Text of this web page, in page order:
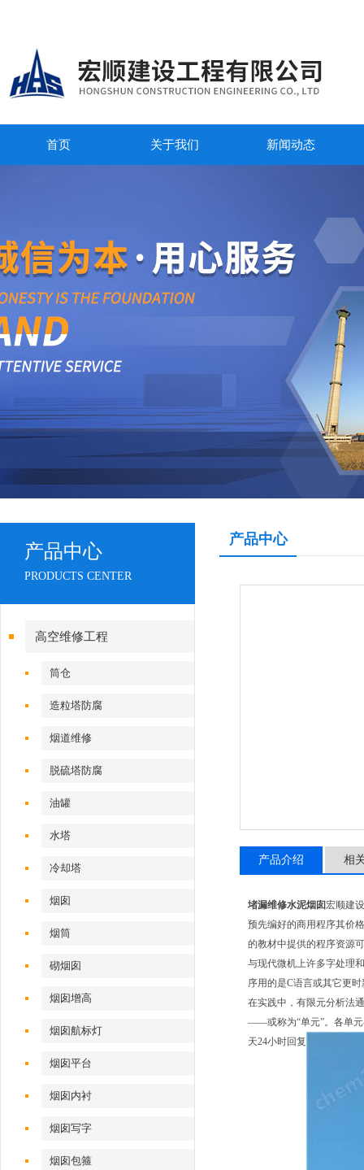
首页 关于我们 新闻动态
产品中心
PRODUCTS CENTER
高空维修工程
筒仓
造粒塔防腐
烟道维修
脱硫塔防腐
油罐
水塔
冷却塔
烟囱
烟筒
砌烟囱
烟囱增高
烟囱航标灯
烟囱平台
烟囱内衬
烟囱写字
烟囱包箍
产品中心
产品介绍 相
堵漏维修水泥烟囱宏顺建
预先编好的商用程序其价
的教材中提供的程序资源
与现代微机上许多字处理
序用的是C语言或其它更
在实践中，有限元分析法
——或称为“单元”。各单元
天24小时回复